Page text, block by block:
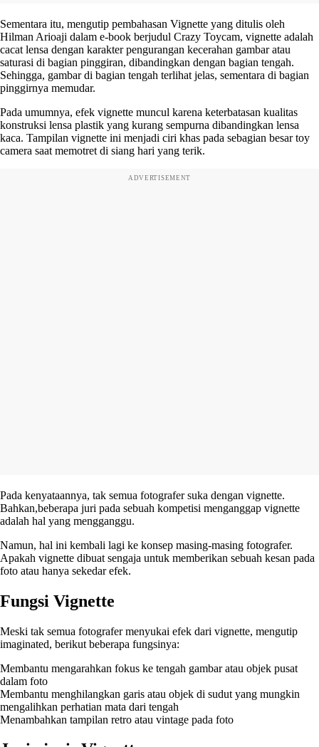
Sementara itu, mengutip pembahasan Vignette yang ditulis oleh
Hilman Arioaji dalam e-book berjudul Crazy Toycam, vignette adalah
cacat lensa dengan karakter pengurangan kecerahan gambar atau
saturasi di bagian pinggiran, dibandingkan dengan bagian tengah.
Sehingga, gambar di bagian tengah terlihat jelas, sementara di bagian
pinggirnya memudar.
Pada umumnya, efek vignette muncul karena keterbatasan kualitas
konstruksi lensa plastik yang kurang sempurna dibandingkan lensa
kaca. Tampilan vignette ini menjadi ciri khas pada sebagian besar toy
camera saat memotret di siang hari yang terik.
ADVERTISEMENT
Pada kenyataannya, tak semua fotografer suka dengan vignette.
Bahkan,beberapa juri pada sebuah kompetisi menganggap vignette
adalah hal yang mengganggu.
Namun, hal ini kembali lagi ke konsep masing-masing fotografer.
Apakah vignette dibuat sengaja untuk memberikan sebuah kesan pada
foto atau hanya sekedar efek.
Fungsi Vignette
Meski tak semua fotografer menyukai efek dari vignette, mengutip
imaginated, berikut beberapa fungsinya:
Membantu mengarahkan fokus ke tengah gambar atau objek pusat
dalam foto
Membantu menghilangkan garis atau objek di sudut yang mungkin
mengalihkan perhatian mata dari tengah
Menambahkan tampilan retro atau vintage pada foto